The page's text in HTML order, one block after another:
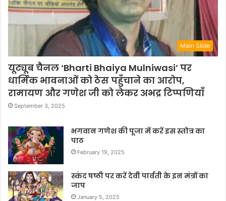
Main Slide
यूट्यूब चैनल ‘Bharti Bhaiya Mulniwasi’ पर
धार्मिक भावनाओं को ठेस पहुँचाने का आरोप,
रामायण और गणेश जी को लेकर अभद्र टिप्पणियाँ
September 3, 2025
भगवान गणेश की पूजा में करें इस स्तोत्र का
पाठ
February 19, 2025
स्कंद षष्ठी पर करें देवी पार्वती के इन मंत्रों का
जाप
January 5, 2025